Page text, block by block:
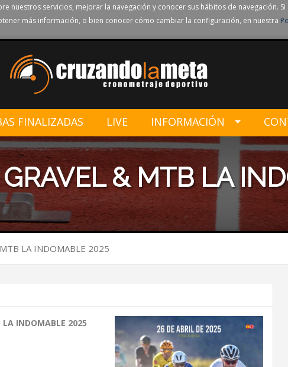
servicios, mejorar la navegación y conocer sus hábitos de navegación.
más información, o bien conocer cómo cambiar la configuración, en nuestra
FINALIZADAS LIVE INFORMACIÓN
& MTB LA
LA INDOMABLE 2025
LA INDOMABLE 2025